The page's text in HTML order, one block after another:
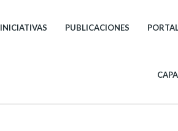
INICIATIVAS PUBLICACIONES